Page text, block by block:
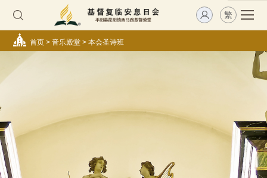
繁
首页> 音乐殿堂> 本会圣诗班